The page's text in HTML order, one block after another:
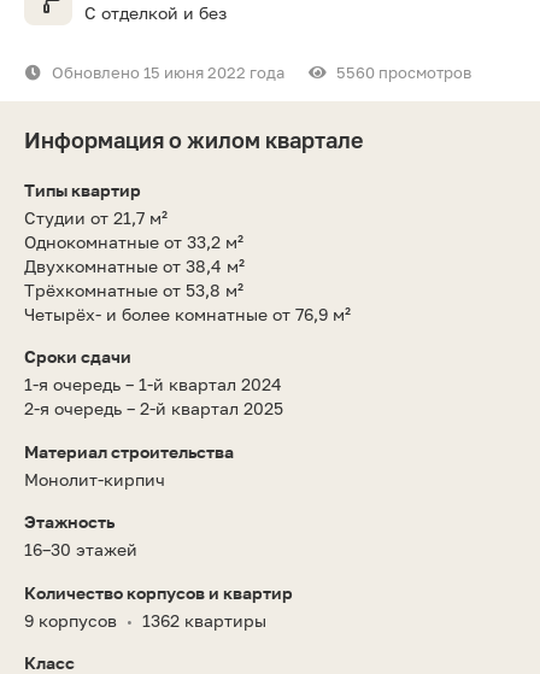
С отделкой и без
Обновлено 15 июня 2022 года 5560 просмотров
Информация о жилом квартале
Типы квартир
Студии от 21,7 м²
Однокомнатные от 33,2 м²
Двухкомнатные от 38,4 м²
Трёхкомнатные от 53,8 м²
Четырёх- и более комнатные от 76,9 м²
Сроки сдачи
1-я очередь – 1-й квартал 2024
2-я очередь – 2-й квартал 2025
Материал строительства
Монолит-кирпич
Этажность
16–30 этажей
Количество корпусов и квартир
9 корпусов • 1362 квартиры
Класс